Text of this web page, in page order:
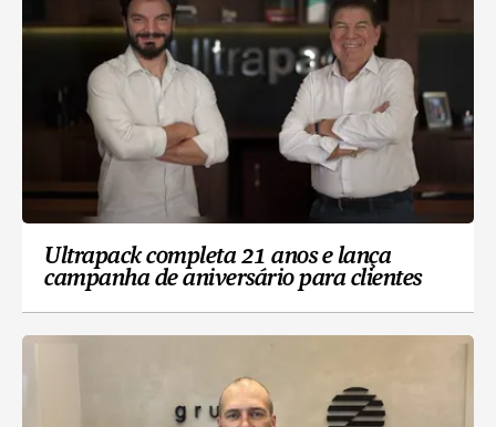
Ultrapack completa 21 anos e lança
campanha de aniversário para clientes